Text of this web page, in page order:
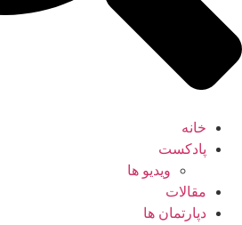
خانه
پادکست
ویدیو ها
مقالات
دپارتمان ها